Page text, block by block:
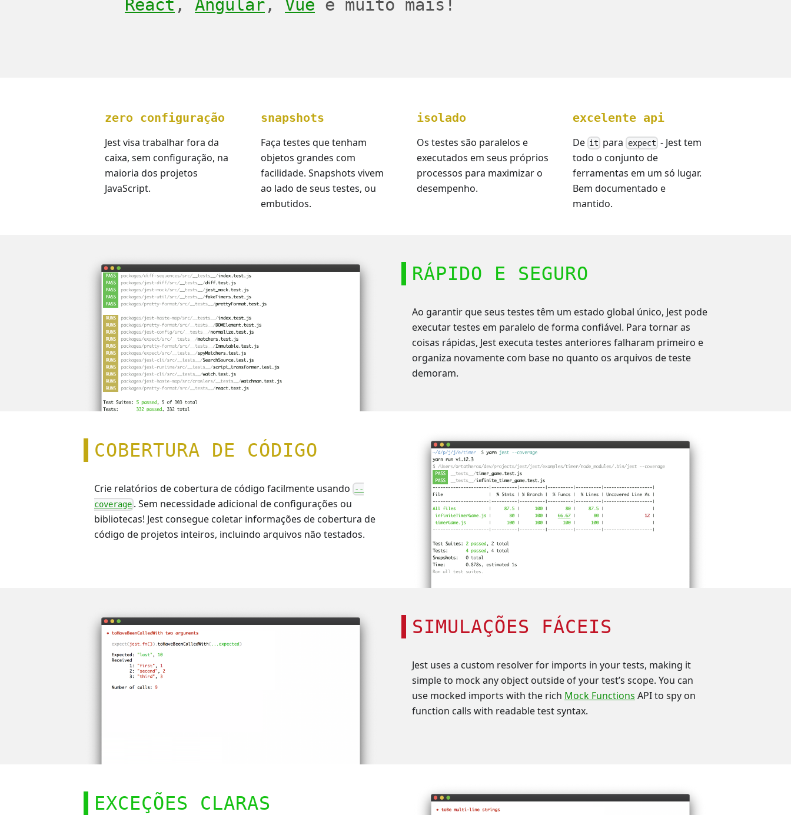
React , Angular , Vue e muito mais!
zero configuração
Jest visa trabalhar fora da
caixa, sem configuração, na
maioria dos projetos
JavaScript.
snapshots
Faça testes que tenham
objetos grandes com
facilidade. Snapshots vivem
ao lado de seus testes, ou
embutidos.
isolado
Os testes são paralelos e
executados em seus próprios
processos para maximizar o
desempenho.
excelente api
De it para expect - Jest tem
todo o conjunto de
ferramentas em um só lugar.
Bem documentado e
mantido.
RÁPIDO E SEGURO
Ao garantir que seus testes têm um estado global único, Jest pode
executar testes em paralelo de forma confiável. Para tornar as
coisas rápidas, Jest executa testes anteriores falharam primeiro e
organiza novamente com base no quanto os arquivos de teste
demoram.
COBERTURA DE CÓDIGO
Crie relatórios de cobertura de código facilmente usando
--
coverage . Sem necessidade adicional de configurações ou
bibliotecas! Jest consegue coletar informações de cobertura de
código de projetos inteiros, incluindo arquivos não testados.
SIMULAÇÕES FÁCEIS
Jest uses a custom resolver for imports in your tests, making it
simple to mock any object outside of your test’s scope. You can
use mocked imports with the rich Mock Functions API to spy on
function calls with readable test syntax.
EXCEÇÕES CLARAS